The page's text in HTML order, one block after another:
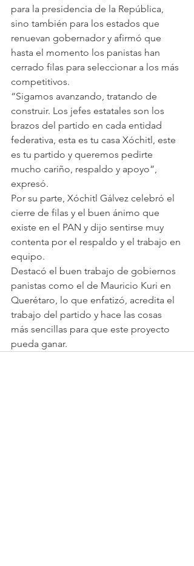
para la presidencia de la República,
sino también para los estados que
renuevan gobernador y afirmó que
hasta el momento los panistas han
cerrado filas para seleccionar a los más
competitivos.
“Sigamos avanzando, tratando de
construir. Los jefes estatales son los
brazos del partido en cada entidad
federativa, esta es tu casa Xóchitl, este
es tu partido y queremos pedirte
mucho cariño, respaldo y apoyo”,
expresó.
Por su parte, Xóchitl Gálvez celebró el
cierre de filas y el buen ánimo que
existe en el PAN y dijo sentirse muy
contenta por el respaldo y el trabajo en
equipo.
Destacó el buen trabajo de gobiernos
panistas como el de Mauricio Kuri en
Querétaro, lo que enfatizó, acredita el
trabajo del partido y hace las cosas
más sencillas para que este proyecto
pueda ganar.